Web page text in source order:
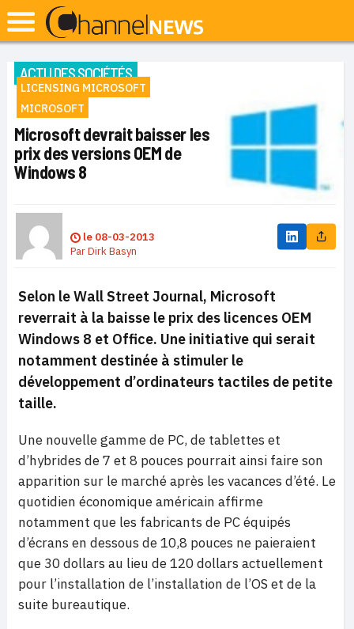
ACTU DES SOCIÉTÉS
LICENSING MICROSOFT
MICROSOFT
Microsoft devrait baisser les
prix des versions OEM de
Windows 8
le 08-03-2013
ParDirk Basyn
Selon le Wall Street Journal, Microsoft
reverrait à la baisse le prix des licences OEM
Windows 8 et Office. Une initiative qui serait
notamment destinée à stimuler le
développement d’ordinateurs tactiles de petite
taille.
Une nouvelle gamme de PC, de tablettes et
d’hybrides de 7 et 8 pouces pourrait ainsi faire son
apparition sur le marché après les vacances d’été. Le
quotidien économique américain affirme
notamment que les fabricants de PC équipés
d’écrans en dessous de 10,8 pouces ne paieraient
que 30 dollars au lieu de 120 dollars actuellement
pour l’installation de l’installation de l’OS et de la
suite bureautique.